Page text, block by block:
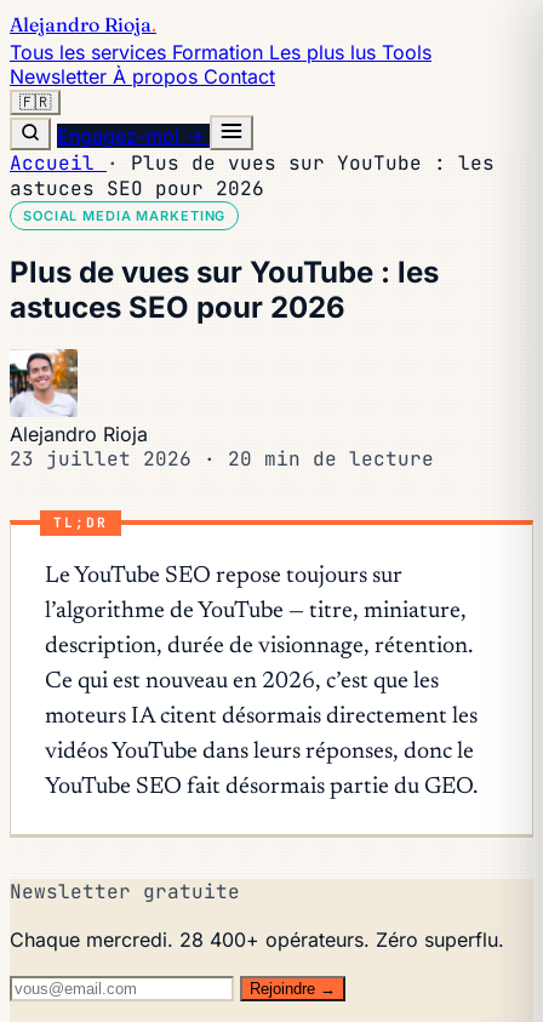
Alejandro Rioja.
Tous les services Formation Les plus lus Tools
Newsletter À propos Contact
🇫🇷
Engagez-moi →
Accueil ·
Plus de vues sur YouTube : les
astuces SEO pour 2026
SOCIAL MEDIA MARKETING
Plus de vues sur YouTube : les
astuces SEO pour 2026
Alejandro Rioja
23 juillet 2026 · 20 min de lecture
TL;DR
Le YouTube SEO repose toujours sur
l’algorithme de YouTube — titre, miniature,
description, durée de visionnage, rétention.
Ce qui est nouveau en 2026, c’est que les
moteurs IA citent désormais directement les
vidéos YouTube dans leurs réponses, donc le
YouTube SEO fait désormais partie du GEO.
Newsletter gratuite
Chaque mercredi. 28 400+ opérateurs. Zéro superflu.
Rejoindre →